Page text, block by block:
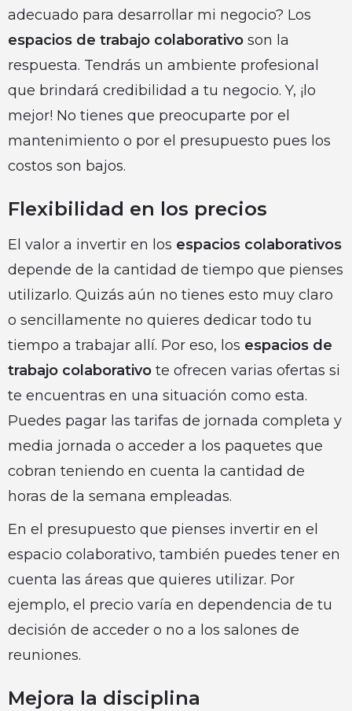
adecuado para desarrollar mi negocio? Los
espacios de trabajo colaborativo son la
respuesta. Tendrás un ambiente profesional
que brindará credibilidad a tu negocio. Y, ¡lo
mejor! No tienes que preocuparte por el
mantenimiento o por el presupuesto pues los
costos son bajos.
Flexibilidad en los precios
El valor a invertir en los espacios colaborativos
depende de la cantidad de tiempo que pienses
utilizarlo. Quizás aún no tienes esto muy claro
o sencillamente no quieres dedicar todo tu
tiempo a trabajar allí. Por eso, los espacios de
trabajo colaborativo te ofrecen varias ofertas si
te encuentras en una situación como esta.
Puedes pagar las tarifas de jornada completa y
media jornada o acceder a los paquetes que
cobran teniendo en cuenta la cantidad de
horas de la semana empleadas.
En el presupuesto que pienses invertir en el
espacio colaborativo, también puedes tener en
cuenta las áreas que quieres utilizar. Por
ejemplo, el precio varía en dependencia de tu
decisión de acceder o no a los salones de
reuniones.
Mejora la disciplina